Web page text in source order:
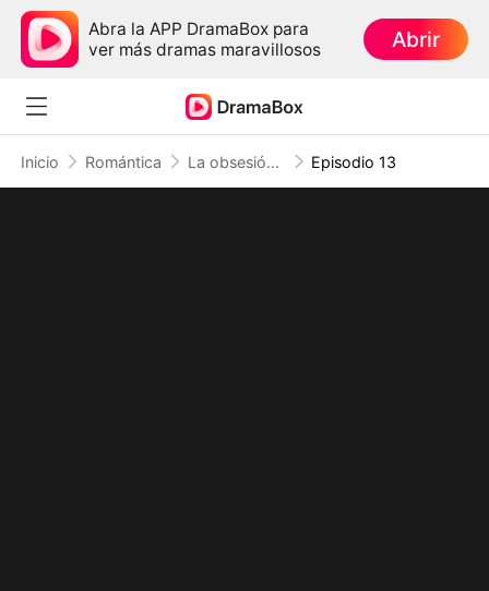
Abra la APP DramaBox para
ver más dramas maravillosos
Abrir
Inicio Romántica La obsesión prohibida del magnate Episodio 13